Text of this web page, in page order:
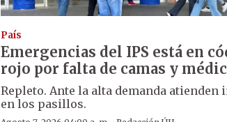
País
Emergencias del IPS está en
rojo por falta de camas y
Repleto. Ante la alta demanda atienden
en los pasillos.